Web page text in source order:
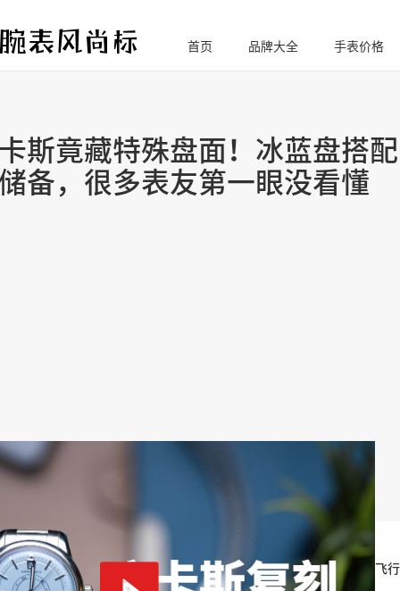
腕
首页 品牌大全 手表价格
斯竟藏特殊盘面！冰蓝盘搭配
备，很多表友第一眼没看懂
飞